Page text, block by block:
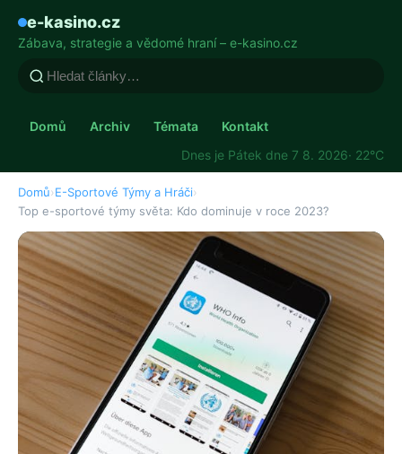
e-kasino.cz
Zábava, strategie a vědomé hraní – e-kasino.cz
Domů Archiv Témata
Kontakt
Dnes je Pátek dne 7 8. 2026· 22°C
Domů›E-Sportové Týmy a Hráči›
Top e-sportové týmy světa: Kdo dominuje v roce 2023?